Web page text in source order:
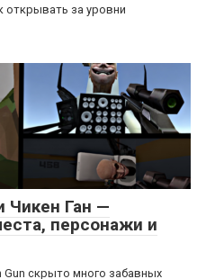
открывать за уровни
Чикен Ган —
персонажи и
Gun скрыто много забавных